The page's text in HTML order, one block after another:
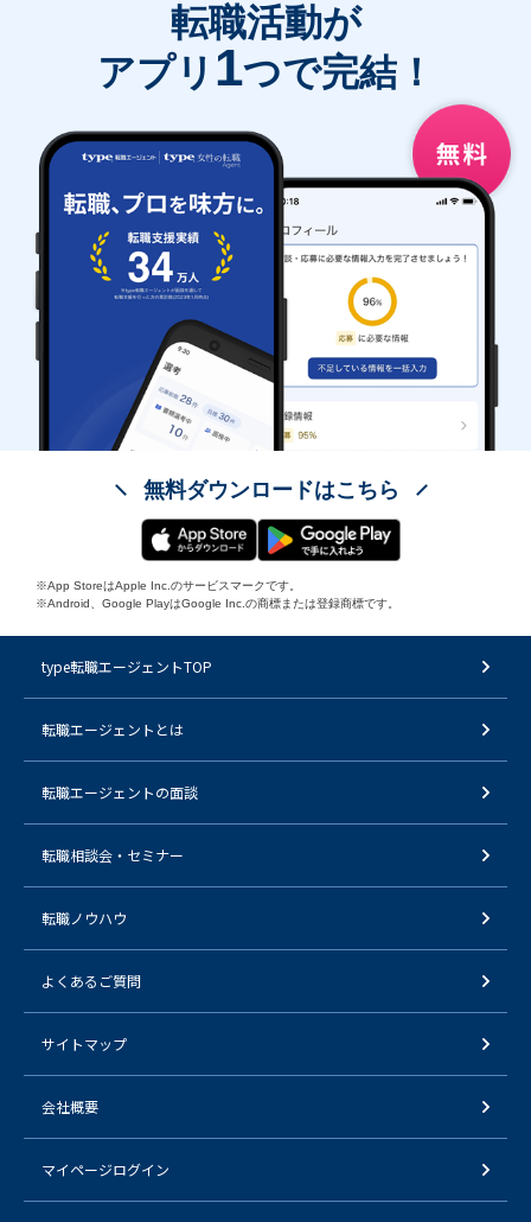
転職活動が
アプリ 1つで完結！
無料ダウンロードはこちら
※App StoreはApple Inc.のサービスマークです。
※Android、Google PlayはGoogle Inc.の商標または登録商標です。
type転職エージェントTOP
転職エージェントとは
転職エージェントの面談
転職相談会・セミナー
転職ノウハウ
よくあるご質問
サイトマップ
会社概要
マイページログイン